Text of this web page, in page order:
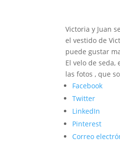
Victoria y Juan
el vestido de
puede gustar
El velo de
las fotos , que
Facebook
Twitter
LinkedIn
Pinterest
Correo